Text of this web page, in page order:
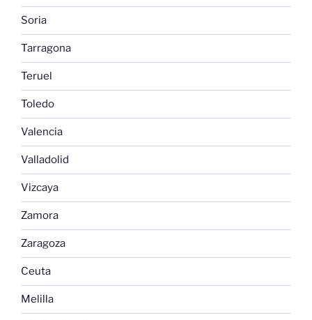
Soria
Tarragona
Teruel
Toledo
Valencia
Valladolid
Vizcaya
Zamora
Zaragoza
Ceuta
Melilla